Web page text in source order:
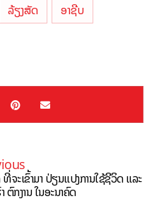
ລ້ຽງສັດ ອາຊີບ
ະເຂົ້າມາ ປ່ຽນແປງການໃຊ້ຊີວິດ ແລະ
ຕົກງານ ໃນອະນາຄົດ